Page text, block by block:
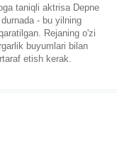
taniqli aktrisa Depne
- bu yilning
Rejaning o'zi
buyumlari bilan
etish kerak.